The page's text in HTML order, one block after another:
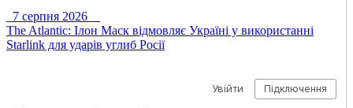
7 серпня 2026
The Atlantic: Ілон Маск відмовляє Україні у використанні
Starlink для ударів углиб Росії